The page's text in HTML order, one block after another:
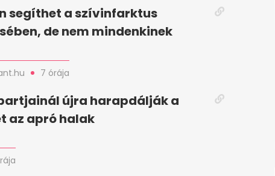
segíthet a szívinfarktus
de nem mindenkinek
7 órája
újra harapdálják a
az apró halak